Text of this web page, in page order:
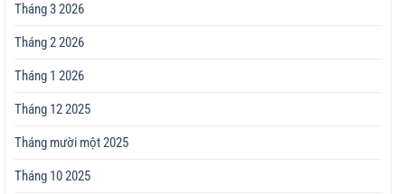
Tháng 3 2026
Tháng 2 2026
Tháng 1 2026
Tháng 12 2025
Tháng mười một 2025
Tháng 10 2025